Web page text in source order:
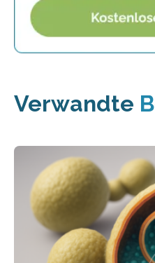
Verwandte